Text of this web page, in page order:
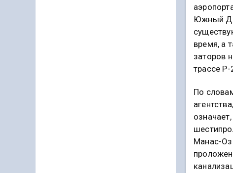
Южный
время, а
заторов
трассе Р-
По
Манас-